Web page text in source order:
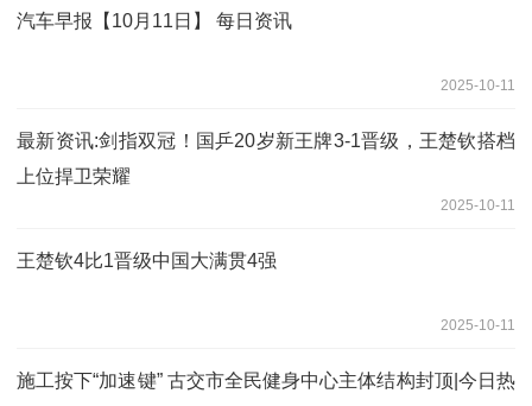
汽车早报【10月11日】 每日资讯
2025-10-11
最新资讯:剑指双冠！国乒20岁新王牌3-1晋级，王楚钦搭档
上位捍卫荣耀
2025-10-11
王楚钦4比1晋级中国大满贯4强
2025-10-11
施工按下“加速键” 古交市全民健身中心主体结构封顶|今日热